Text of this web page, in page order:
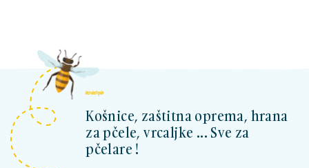
kosnicashop.ba
Košnice, zaštitna oprema, hrana
za pčele, vrcaljke ... Sve za
pčelare !